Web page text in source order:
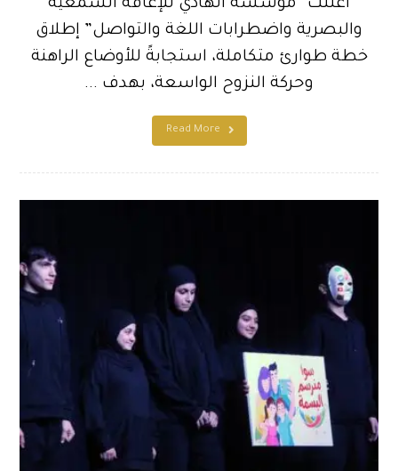
أعلنت “مؤسسة الهادي للإعاقة السمعية
والبصرية واضطرابات اللغة والتواصل” إطلاق
خطة طوارئ متكاملة، استجابةً للأوضاع الراهنة
وحركة النزوح الواسعة، بهدف ...
Read More